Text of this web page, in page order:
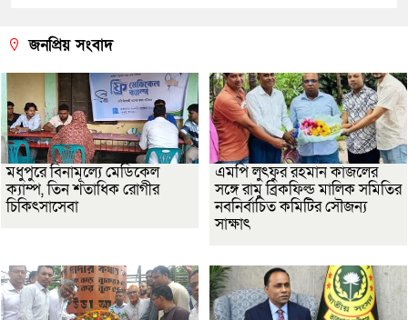
জনপ্রিয় সংবাদ
মধুপুরে বিনামূল্যে মেডিকেল
ক্যাম্প, তিন শতাধিক রোগীর
চিকিৎসাসেবা
এমপি লুৎফুর রহমান কাজলের
সঙ্গে রামু ব্রিকফিল্ড মালিক সমিতির
নবনির্বাচিত কমিটির সৌজন্য
সাক্ষাৎ